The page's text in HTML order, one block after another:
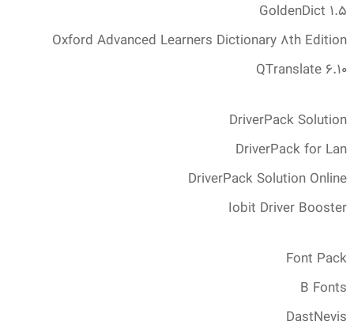
GoldenDict 1.‎5
Oxford Advanced Learners Dictionary 8th Edition
QTranslate 6.‎10
DriverPack Solution
DriverPack for Lan
DriverPack Solution Online
Iobit Driver Booster
Font Pack
B Fonts
DastNevis